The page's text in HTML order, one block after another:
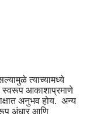
त्याच्यामध्ये
स्वरूप आकाशाप्रमाणे
अनुभव होय. अन्य
अंधार आणि